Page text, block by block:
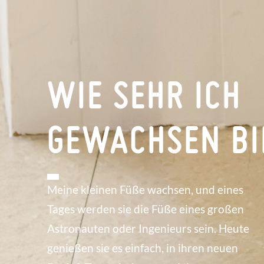
WIE SEHR ICH
GEWACHSEN
Meine kleinen Füße wachsen, und eines
Tages werden sie die Füße eines großen
Astronauten oder Ingenieurs sein. Heute
genießen sie es einfach, in ihren neuen